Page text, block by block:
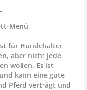
Menü
für Hundehalter
aber nicht jede
wollen. Es ist
kann eine gute
Pferd verträgt und